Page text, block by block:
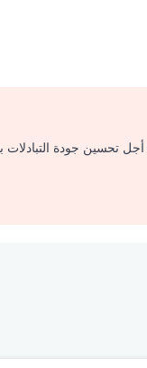
تحسين جودة